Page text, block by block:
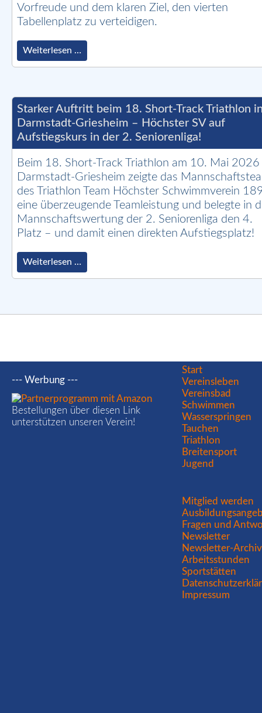
Vorfreude und dem klaren Ziel, den vierten
Tabellenplatz zu verteidigen.
Weiterlesen …
Strecken
–
die
Senioren
des
HöSV
1893
e.V.
beim
17.
Burgwald-
Triathlon
in
Bottendorf
Starker Auftritt beim 18. Short-Track Triathlon
Darmstadt-Griesheim – Höchster SV auf
Aufstiegskurs in der 2. Seniorenliga!
Beim 18. Short-Track Triathlon am 10. Mai 2026
Darmstadt-Griesheim zeigte das
des Triathlon Team Höchster Schwimmverein
eine überzeugende Teamleistung und belegte in
Mannschaftswertung der 2. Seniorenliga den 4.
Platz – und damit einen direkten Aufstiegsplatz!
Weiterlesen …
Auftritt
Track
Griesheim
SV
Aufstiegskurs
in
--- Werbung ---
Bestellungen über diesen Link
unterstützen unseren Verein!
Navigation
überspringen
Start
Vereinsleben
Vereinsbad
Schwimmen
Wasserspringen
Tauchen
Triathlon
Breitensport
Jugend
Navigation
überspringen
Mitglied werden
Fragen und
Newsletter
Newsletter-Archiv
Arbeitsstunden
Sportstätten
Impressum